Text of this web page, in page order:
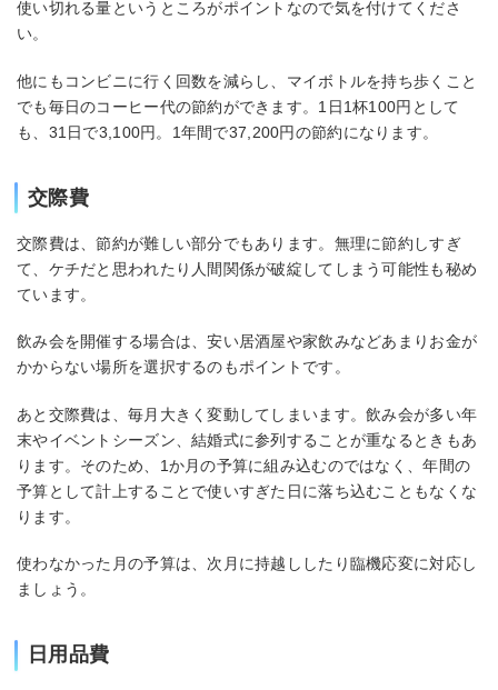
使い切れる量というところがポイントなので気を付けてくださ
い。
他にもコンビニに行く回数を減らし、マイボトルを持ち歩くこと
でも毎日のコーヒー代の節約ができます。1日1杯100円として
も、31日で3,100円。1年間で37,200円の節約になります。
交際費
交際費は、節約が難しい部分でもあります。無理に節約しすぎ
て、ケチだと思われたり人間関係が破綻してしまう可能性も秘め
ています。
飲み会を開催する場合は、安い居酒屋や家飲みなどあまりお金が
かからない場所を選択するのもポイントです。
あと交際費は、毎月大きく変動してしまいます。飲み会が多い年
末やイベントシーズン、結婚式に参列することが重なるときもあ
ります。そのため、1か月の予算に組み込むのではなく、年間の
予算として計上することで使いすぎた日に落ち込むこともなくな
ります。
使わなかった月の予算は、次月に持越ししたり臨機応変に対応し
ましょう。
日用品費